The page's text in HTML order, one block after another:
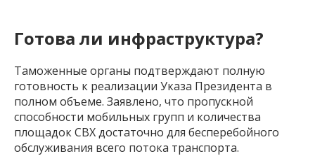
Готова ли инфраструктура?
Таможенные органы подтверждают полную
готовность к реализации Указа Президента в
полном объеме. Заявлено, что пропускной
способности мобильных групп и количества
площадок СВХ достаточно для бесперебойного
обслуживания всего потока транспорта.